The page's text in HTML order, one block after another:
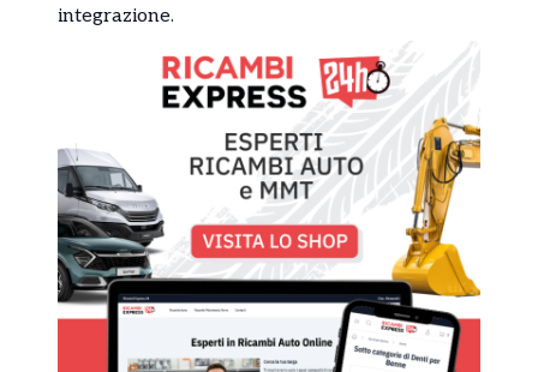
integrazione.